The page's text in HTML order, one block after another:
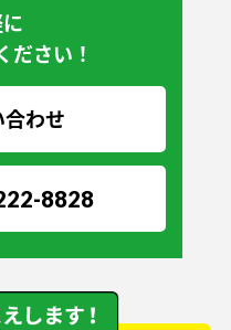
ださい！
わせ
8828